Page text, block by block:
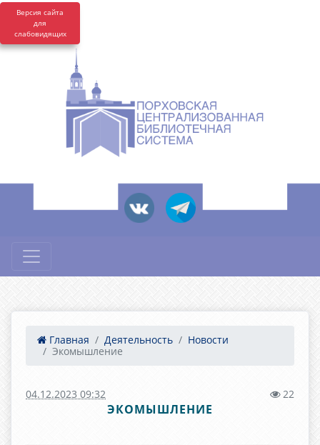
Версия сайта
для
слабовидящих
Главная Деятельность
Новости
Экомышление
04.12.2023 09:32 22
ЭКОМЫШЛЕНИЕ